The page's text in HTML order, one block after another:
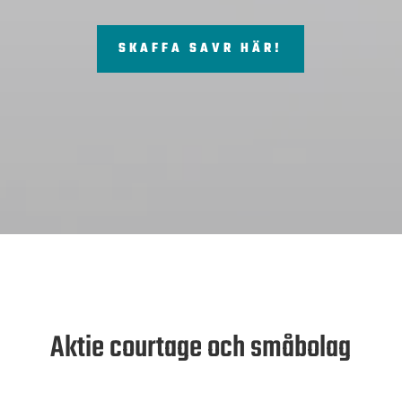
SKAFFA SAVR HÄR!
Aktie courtage och småbolag